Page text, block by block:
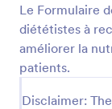
Le Formulaire
diététistes à
améliorer la
patients.
Disclaimer: